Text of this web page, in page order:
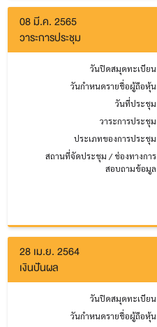
08 มี.ค. 2565
วาระการประชุม
วันปิดสมุดทะเบียน
วันกำหนดรายชื่อผู้ถือหุ้น
วันที่ประชุม
วาระการประชุม
ประเภทของการประชุม
สถานที่จัดประชุม / ช่องทางการ
สอบถามข้อมูล
28 เม.ย. 2564
เงินปันผล
วันปิดสมุดทะเบียน
วันกำหนดรายชื่อผู้ถือหุ้น